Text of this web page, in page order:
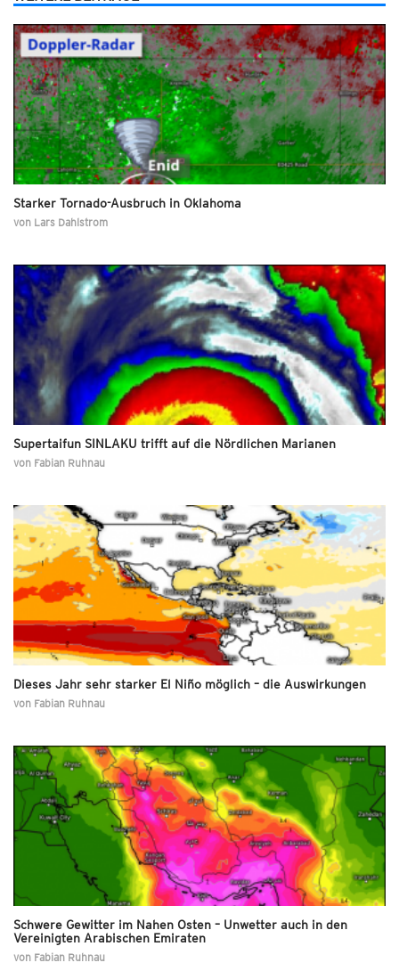
Starker Tornado-Ausbruch in Oklahoma
von Lars Dahlstrom
Supertaifun SINLAKU trifft auf die Nördlichen Marianen
von Fabian Ruhnau
Dieses Jahr sehr starker El Niño möglich – die Auswirkungen
von Fabian Ruhnau
Schwere Gewitter im Nahen Osten – Unwetter auch in den
Vereinigten Arabischen Emiraten
von Fabian Ruhnau